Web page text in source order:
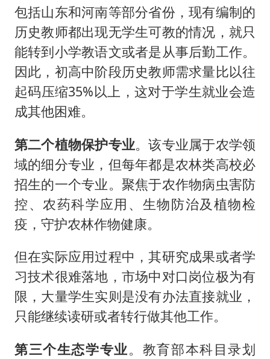
包括山东和河南等部分省份，现有编制的
历史教师都出现无学生可教的情况，就只
能转到小学教语文或者是从事后勤工作。
因此，初高中阶段历史教师需求量比以往
起码压缩35%以上，这对于学生就业会造
成其他困难。
第二个植物保护专业。该专业属于农学领
域的细分专业，但每年都是农林类高校必
招生的一个专业。聚焦于农作物病虫害防
控、农药科学应用、生物防治及植物检
疫，守护农林作物健康。
但在实际应用过程中，其研究成果或者学
习技术很难落地，市场中对口岗位极为有
限，大量学生实则是没有办法直接就业，
只能继续读研或者转行做其他工作。
第三个生态学专业。教育部本科目录划